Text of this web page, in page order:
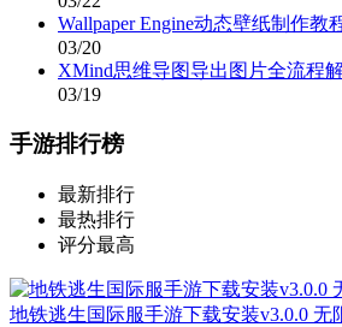
Wallpaper Engine动态壁纸制作教
03/20
XMind思维导图导出图片全流程
03/19
手游排行榜
最新排行
最热排行
评分最高
地铁逃生国际服手游下载安装v3.0.0 无